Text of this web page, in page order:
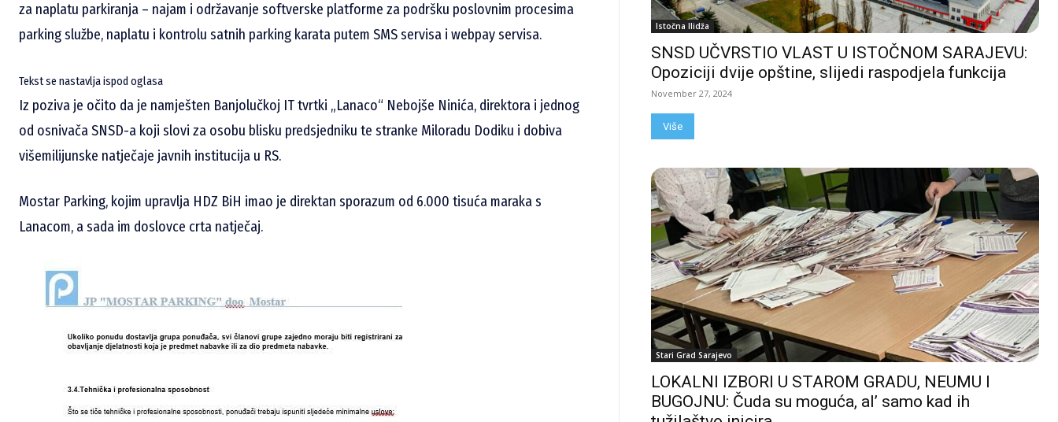
za naplatu parkiranja – najam i održavanje softverske platforme za podršku poslovnim procesima
parking službe, naplatu i kontrolu satnih parking karata putem SMS servisa i webpay servisa.
Tekst se nastavlja ispod oglasa
Iz poziva je očito da je namješten Banjolučkoj IT tvrtki „Lanaco“ Nebojše Ninića, direktora i jednog
od osnivača SNSD-a koji slovi za osobu blisku predsjedniku te stranke Miloradu Dodiku i dobiva
višemilijunske natječaje javnih institucija u RS.
Mostar Parking, kojim upravlja HDZ BiH imao je direktan sporazum od 6.000 tisuća maraka s
Lanacom, a sada im doslovce crta natječaj.
Istočna Ilidža
SNSD UČVRSTIO VLAST U ISTOČNOM SARAJEVU:
Opoziciji dvije opštine, slijedi raspodjela funkcija
November 27, 2024
Više
Stari Grad Sarajevo
LOKALNI IZBORI U STAROM GRADU, NEUMU I
BUGOJNU: Čuda su moguća, al’ samo kad ih